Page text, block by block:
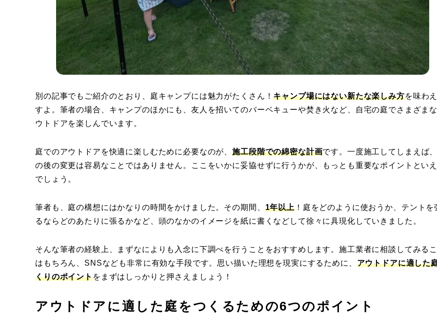
別の記事でもご紹介のとおり、庭キャンプには魅力がたくさん！キャンプ場にはない新たな楽しみ方を味わ
すよ。筆者の場合、キャンプのほかにも、友人を招いてのバーベキューや焚き火など、自宅の庭でさまざま
ウトドアを楽しんでいます。
庭でのアウトドアを快適に楽しむために必要なのが、施工段階での綿密な計画です。一度施工してしまえば
の後の変更は容易なことではありません。ここをいかに妥協せずに行うかが、もっとも重要なポイントとい
でしょう。
筆者も、庭の構想にはかなりの時間をかけました。その期間、 1年以上！庭をどのように使おうか、テントを
るならどのあたりに張るかなど、頭のなかのイメージを紙に書くなどして徐々に具現化していきました。
そんな筆者の経験上、まずなによりも入念に下調べを行うことをおすすめします。施工業者に相談してみる
はもちろん、SNSなども非常に有効な手段です。思い描いた理想を現実にするために、 アウトドアに適した
くりのポイントをまずはしっかりと押さえましょう！
アウトドアに適した庭をつくるための6つのポイント